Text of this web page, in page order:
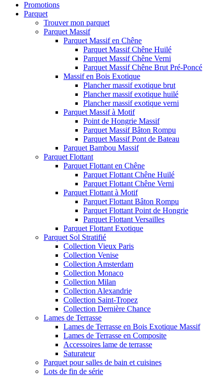
Promotions
Parquet
Trouver mon parquet
Parquet Massif
Parquet Massif en Chêne
Parquet Massif Chêne Huilé
Parquet Massif Chêne Verni
Parquet Massif Chêne Brut Pré-Poncé
Massif en Bois Exotique
Plancher massif exotique brut
Plancher massif exotique huilé
Plancher massif exotique verni
Parquet Massif à Motif
Point de Hongrie Massif
Parquet Massif Bâton Rompu
Parquet Massif Pont de Bateau
Parquet Bambou Massif
Parquet Flottant
Parquet Flottant en Chêne
Parquet Flottant Chêne Huilé
Parquet Flottant Chêne Verni
Parquet Flottant à Motif
Parquet Flottant Bâton Rompu
Parquet Flottant Point de Hongrie
Parquet Flottant Versailles
Parquet Flottant Exotique
Parquet Sol Stratifié
Collection Vieux Paris
Collection Venise
Collection Amsterdam
Collection Monaco
Collection Milan
Collection Alexandrie
Collection Saint-Tropez
Collection Dernière Chance
Lames de Terrasse
Lames de Terrasse en Bois Exotique Massif
Lames de Terrasse en Composite
Accessoires lame de terrasse
Saturateur
Parquet pour salles de bain et cuisines
Lots de fin de série